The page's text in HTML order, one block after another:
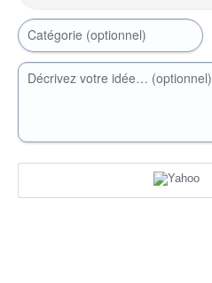
Catégorie (optionnel)
Décrivez votre idée… (optionnel)